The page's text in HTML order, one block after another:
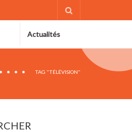
Actualités
TAG "TÉLÉVISION"